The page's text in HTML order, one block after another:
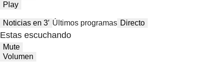
Play
Noticias en 3′ Últimos programas Directo
Estas escuchando
Mute
Volumen